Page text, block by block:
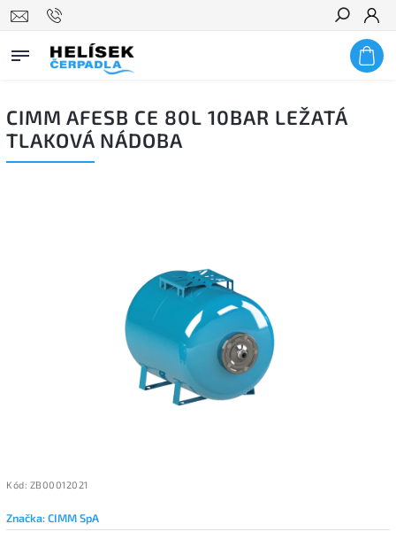
Hledat
CIMM AFESB CE 80L 10BAR LEŽATÁ
TLAKOVÁ NÁDOBA
Kód: ZB00012021
Značka:CIMM SpA